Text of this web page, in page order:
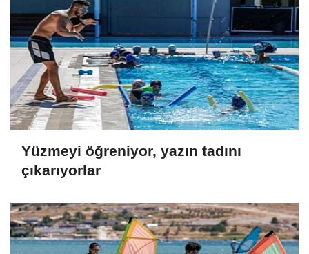
Yüzmeyi öğreniyor, yazın tadını
çıkarıyorlar